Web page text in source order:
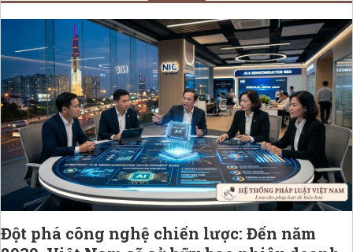
Đột phá công nghệ chiến lược: Đến năm